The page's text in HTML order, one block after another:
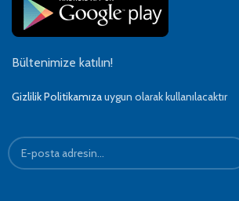
Bültenimize katılın!
Gizlilik Politikamızauygun olarak kullanılacaktır